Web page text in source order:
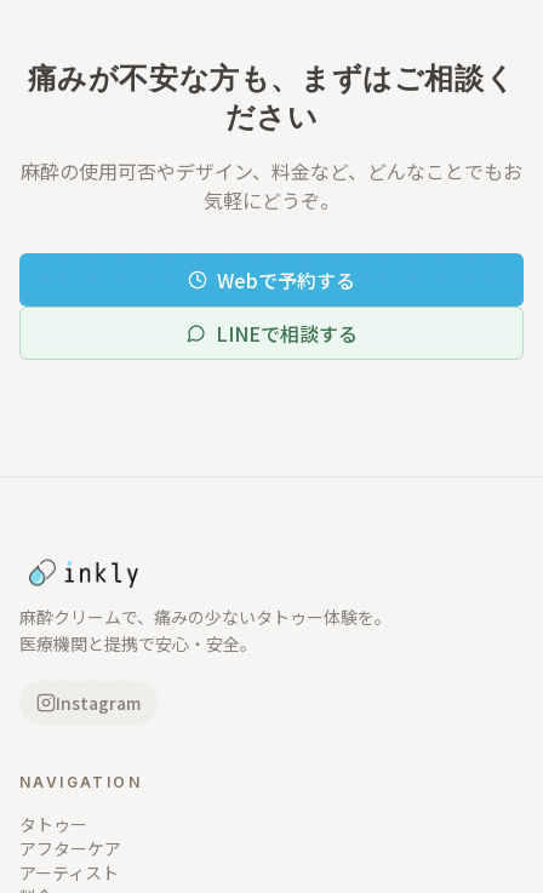
痛みが不安な方も、まずはご相談く
ださい
麻酔の使用可否やデザイン、料金など、どんなことでもお
気軽にどうぞ。
Webで予約する
LINEで相談する
麻酔クリームで、痛みの少ないタトゥー体験を。
医療機関と提携で安心・安全。
Instagram
NAVIGATION
タトゥー
アフターケア
アーティスト